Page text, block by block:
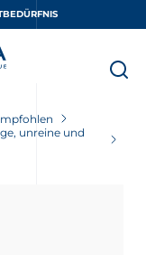
unreine und